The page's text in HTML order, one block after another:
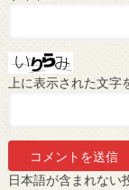
上に表示された文字
日本語が含まれない